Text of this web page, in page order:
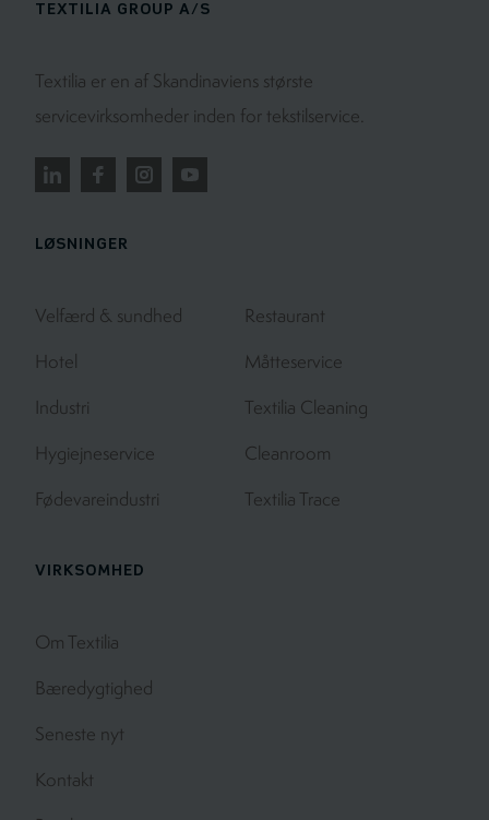
TEXTILIA GROUP A/S
Textilia er en af Skandinaviens største
servicevirksomheder inden for tekstilservice.
LØSNINGER
Velfærd & sundhed
Hotel
Industri
Hygiejneservice
Fødevareindustri
Restaurant
Måtteservice
Textilia Cleaning
Cleanroom
Textilia Trace
VIRKSOMHED
Om Textilia
Bæredygtighed
Seneste nyt
Kontakt